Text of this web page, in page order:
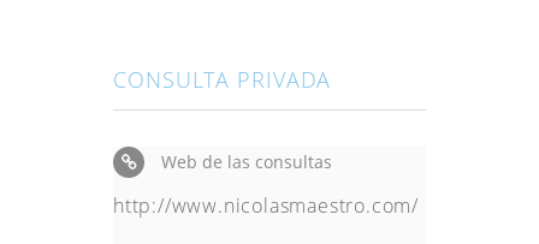
CONSULTA PRIVADA
Web de las consultas
http://www.nicolasmaestro.com/